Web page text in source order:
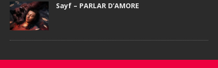
Sayf – PARLAR D’AMORE